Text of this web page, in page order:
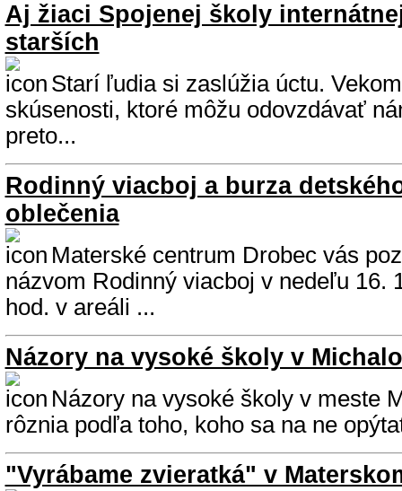
Aj žiaci Spojenej školy
starších
Starí ľudia si zaslúžia úctu.
skúsenosti, ktoré môžu odovzdávať
preto...
Rodinný viacboj a burza
oblečenia
Materské centrum Drobec vás
názvom Rodinný viacboj v nedeľu 16.
hod. v areáli ...
Názory na vysoké školy v
Názory na vysoké školy v meste
rôznia podľa toho, koho sa na ne
"Vyrábame zvieratká" v